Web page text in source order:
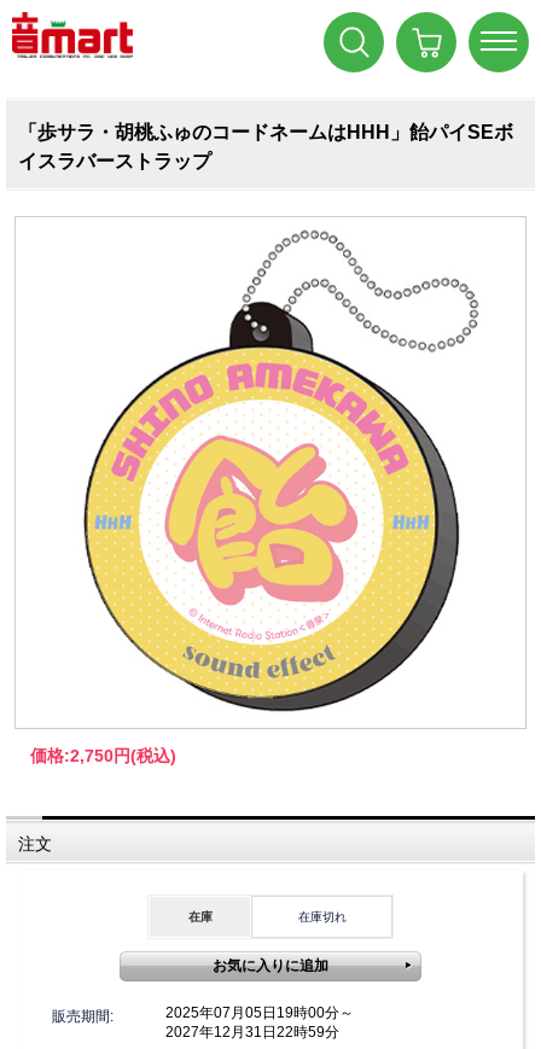
「歩サラ・胡桃ふゅのコードネームはHHH」飴パイSEボ
イスラバーストラップ
価格:2,750円(税込)
注文
在庫 在庫切れ
販売期間:
2025年07月05日19時00分～
2027年12月31日22時59分